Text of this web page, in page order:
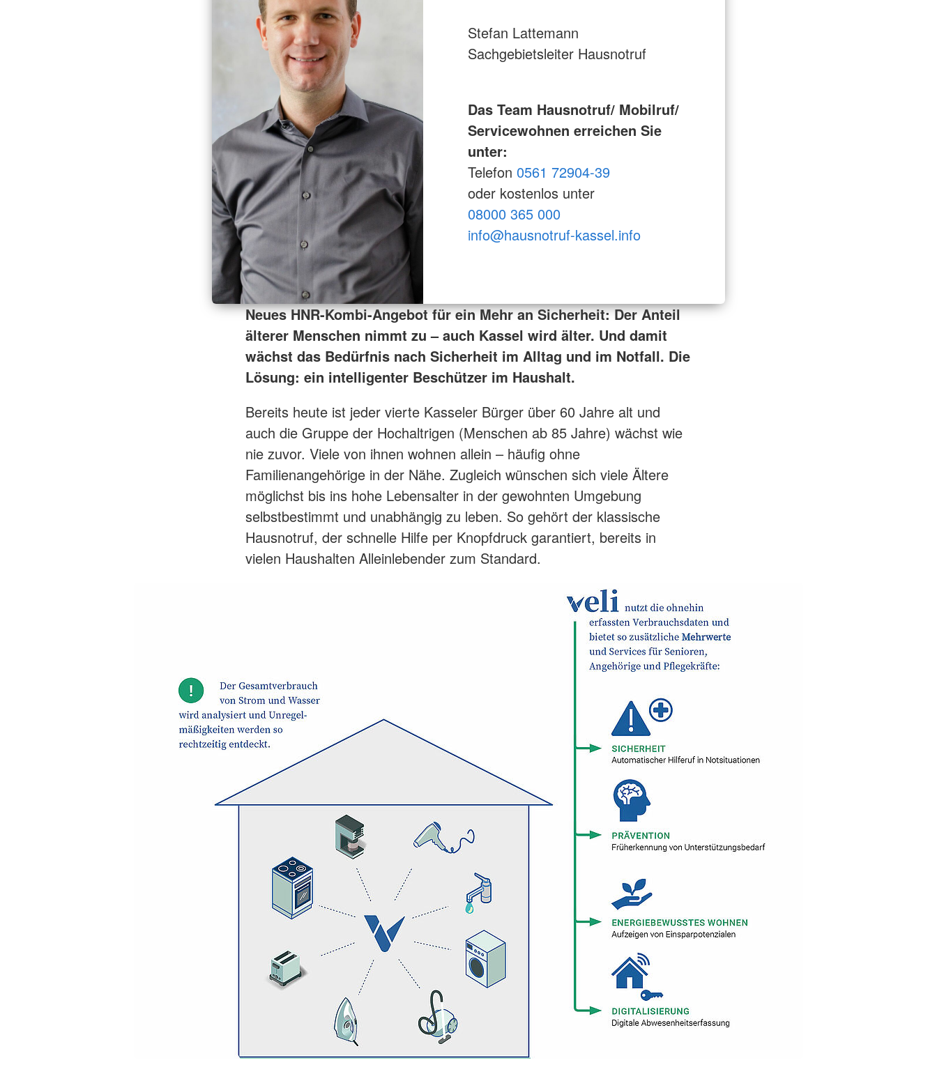
Stefan Lattemann
Sachgebietsleiter Hausnotruf
Das Team Hausnotruf/ Mobilruf/
Servicewohnen erreichen Sie
unter:
Telefon 0561 72904-39
oder kostenlos unter
08000 365 000
info@hausnotruf-kassel.info
Neues HNR-Kombi-Angebot für ein Mehr an Sicherheit: Der Anteil
älterer Menschen nimmt zu – auch Kassel wird älter. Und damit
wächst das Bedürfnis nach Sicherheit im Alltag und im Notfall. Die
Lösung: ein intelligenter Beschützer im Haushalt.
Bereits heute ist jeder vierte Kasseler Bürger über 60 Jahre alt und
auch die Gruppe der Hochaltrigen (Menschen ab 85 Jahre) wächst wie
nie zuvor. Viele von ihnen wohnen allein – häufig ohne
Familienangehörige in der Nähe. Zugleich wünschen sich viele Ältere
möglichst bis ins hohe Lebensalter in der gewohnten Umgebung
selbstbestimmt und unabhängig zu leben. So gehört der klassische
Hausnotruf, der schnelle Hilfe per Knopfdruck garantiert, bereits in
vielen Haushalten Alleinlebender zum Standard.